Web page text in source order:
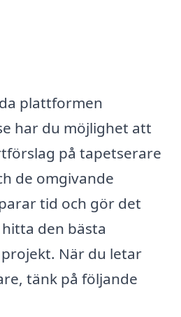
plattformen
har du möjlighet att
på tapetserare
de omgivande
tid och gör det
den bästa
När du letar
tänk på följande